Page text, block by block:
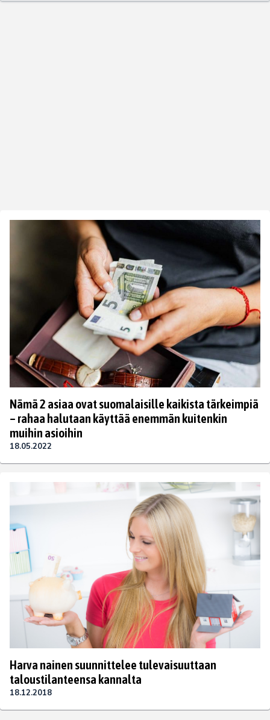
Nämä 2 asiaa ovat suomalaisille kaikista tärkeimpiä
– rahaa halutaan käyttää enemmän kuitenkin
muihin asioihin
18.05.2022
Harva nainen suunnittelee tulevaisuuttaan
taloustilanteensa kannalta
18.12.2018